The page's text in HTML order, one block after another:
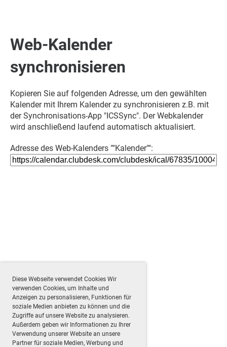
Diese Webseite verwendet Cookies Wir
verwenden Cookies, um Inhalte und
Anzeigen zu personalisieren, Funktionen für
soziale Medien anbieten zu können und die
Zugriffe auf unsere Website zu analysieren.
Außerdem geben wir Informationen zu Ihrer
Verwendung unserer Website an unsere
Partner für soziale Medien, Werbung und
Web-Kalender
synchronisieren
Kopieren Sie auf folgenden Adresse, um den gewählten
Kalender mit Ihrem Kalender zu synchronisieren z.B. mit
der Synchronisations-App "ICSSync". Der Webkalender
wird anschließend laufend automatisch aktualisiert.
Adresse des Web-Kalenders ""Kalender"":